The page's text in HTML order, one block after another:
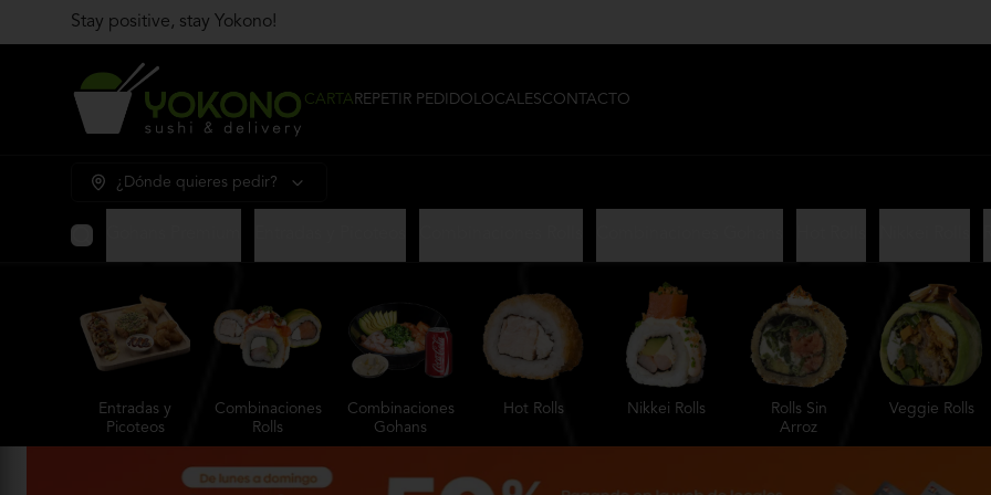
Stay positive, stay Yokono!
CARTA REPETIR PEDIDO LOCALESCONTACTO
¿Dónde quieres pedir?
Entradas y
Picoteos
Combinaciones
Rolls
Combinaciones
Gohans
Hot Rolls Nikkei Rolls
Rolls Sin
Arroz
Veggie Rolls